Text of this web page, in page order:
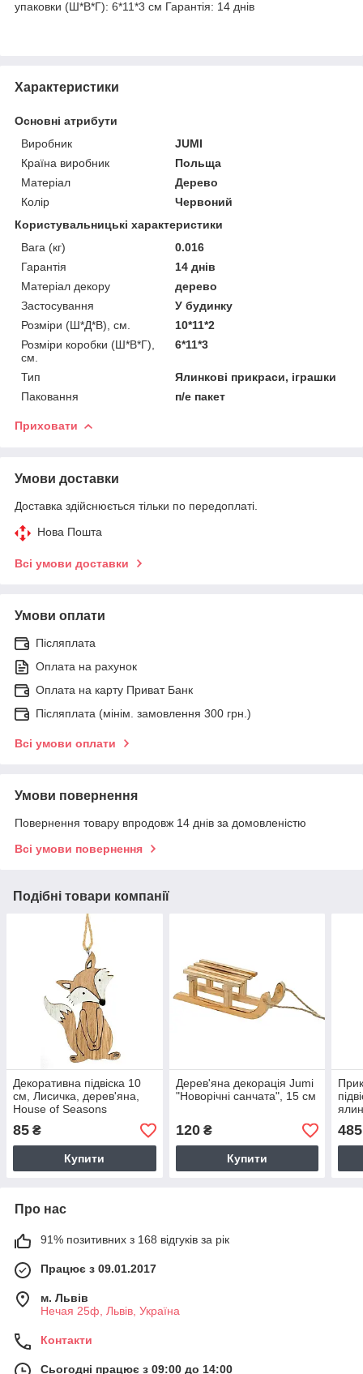
упаковки (Ш*В*Г): 6*11*3 см Гарантія: 14 днів
Характеристики
Основні атрибути
Виробник
JUMI
Країна виробник
Польща
Матеріал
Дерево
Колір
Червоний
Користувальницькі характеристики
Вага (кг)
0.016
Гарантія
14 днів
Матеріал декору
дерево
Застосування
У будинку
Розміри (Ш*Д*В), см.
10*11*2
Розміри коробки (Ш*В*Г),
см.
6*11*3
Тип
Ялинкові прикраси, іграшки
Паковання
п/е пакет
Приховати
Умови доставки
Доставка здійснюється тільки по передоплаті.
Нова Пошта
Всі умови доставки
Умови оплати
Післяплата
Оплата на рахунок
Оплата на карту Приват Банк
Післяплата (мінім. замовлення 300 грн.)
Всі умови оплати
Умови повернення
Повернення товару впродовж 14 днів за домовленістю
Всі умови повернення
Подібні товари компанії
Декоративна підвіска 10
см, Лисичка, дерев'яна,
House of Seasons
85 ₴
Купити
Дерев'яна декорація Jumi
"Новорічні санчата", 15 см
120₴
Купити
485
Про нас
91% позитивних з 168 відгуків за рік
Працює з 09.01.2017
м. Львів
Нечая 25ф, Львів, Україна
Контакти
Сьогодні працює з 09:00 до 14:00